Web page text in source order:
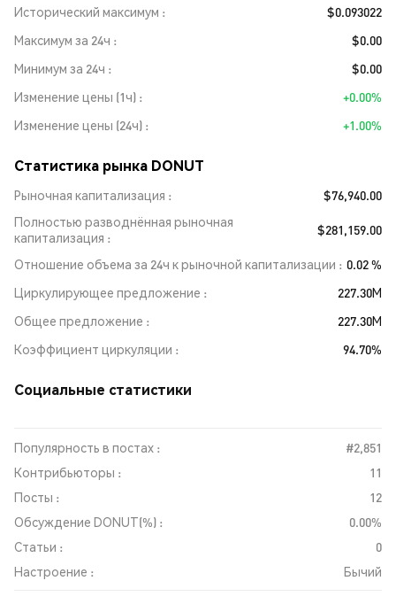
Исторический максимум
$0.093022
Максимум за 24ч
$0.00
Минимум за 24ч
$0.00
Изменение цены (1ч)
+0.00%
Изменение цены (24ч)
+1.00%
Статистика рынка DONUT
Рыночная капитализация
$76,940.00
Полностью разводнённая рыночная
капитализация
$281,159.00
Отношение объема за 24ч к рыночной капитализации
0.02 %
Циркулирующее предложение
227.30M
Общее предложение
227.30M
Коэффициент циркуляции
94.70%
Социальные статистики
Популярность в постах :
#2,851
Контрибьюторы :
11
Посты :
12
Обсуждение DONUT(%) :
0.00%
Статьи :
0
Настроение :
Бычий